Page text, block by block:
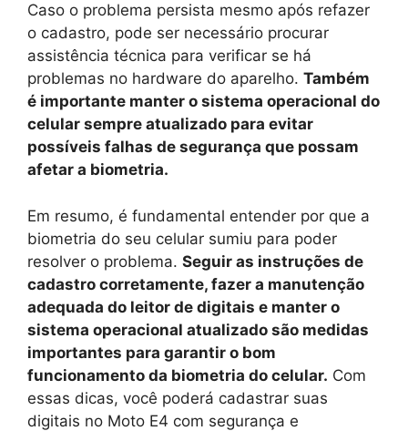
Caso o problema persista mesmo após refazer
o cadastro, pode ser necessário procurar
assistência técnica para verificar se há
problemas no hardware do aparelho. Também
é importante manter o sistema operacional do
celular sempre atualizado para evitar
possíveis falhas de segurança que possam
afetar a biometria.
Em resumo, é fundamental entender por que a
biometria do seu celular sumiu para poder
resolver o problema. Seguir as instruções de
cadastro corretamente, fazer a manutenção
adequada do leitor de digitais e manter o
sistema operacional atualizado são medidas
importantes para garantir o bom
funcionamento da biometria do celular. Com
essas dicas, você poderá cadastrar suas
digitais no Moto E4 com segurança e